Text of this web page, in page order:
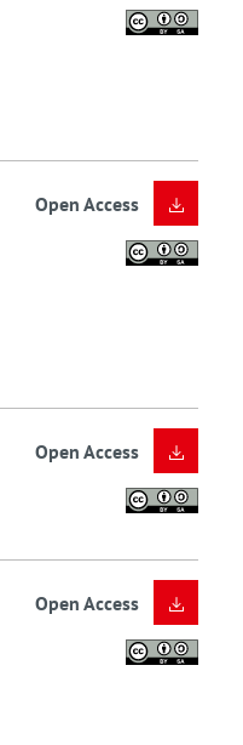
Open Access
Open Access
Open Access